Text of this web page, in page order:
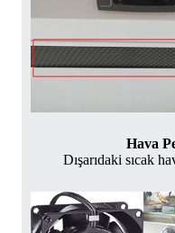
Hava
Dışarıdaki sıcak